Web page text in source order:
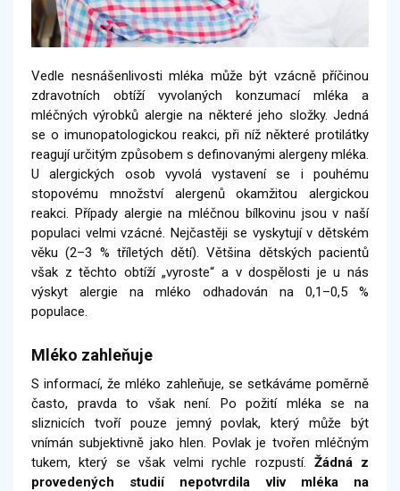
Vedle nesnášenlivosti mléka může být vzácně příčinou
zdravotních obtíží vyvolaných konzumací mléka a
mléčných výrobků alergie na některé jeho složky. Jedná
se o imunopatologickou reakci, při níž některé protilátky
reagují určitým způsobem s definovanými alergeny mléka.
U alergických osob vyvolá vystavení se i pouhému
stopovému množství alergenů okamžitou alergickou
reakci. Případy alergie na mléčnou bílkovinu jsou v naší
populaci velmi vzácné. Nejčastěji se vyskytují v dětském
věku (2–3 % tříletých dětí). Většina dětských pacientů
však z těchto obtíží „vyroste“ a v dospělosti je u nás
výskyt alergie na mléko odhadován na 0,1–0,5 %
populace.
Mléko zahleňuje
S informací, že mléko zahleňuje, se setkáváme poměrně
často, pravda to však není. Po požití mléka se na
sliznicích tvoří pouze jemný povlak, který může být
vnímán subjektivně jako hlen. Povlak je tvořen mléčným
tukem, který se však velmi rychle rozpustí. Žádná z
provedených studií nepotvrdila vliv mléka na